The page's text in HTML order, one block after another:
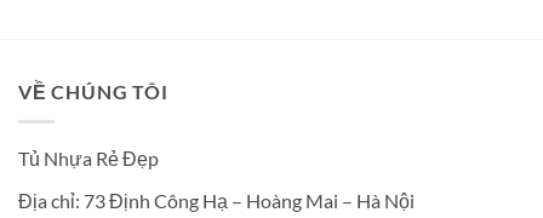
VỀ CHÚNG TÔI
Tủ Nhựa Rẻ Đẹp
Địa chỉ: 73 Định Công Hạ – Hoàng Mai – Hà Nội